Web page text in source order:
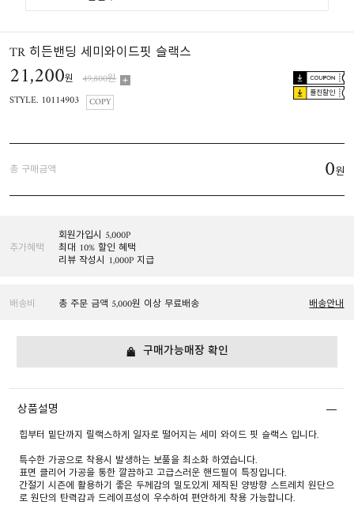
TR 히든밴딩 세미와이드핏 슬랙스
21,200원 49,800원
플친할인
STYLE. 10114903 COPY
총 구매금액 0원
추가혜택
회원가입시 5,000P
최대 10% 할인 혜택
리뷰 작성시 1,000P 지급
배송비 총 주문 금액 5,000원 이상 무료배송 배송안내
구매가능매장 확인
상품설명
힙부터 밑단까지 릴랙스하게 일자로 떨어지는 세미 와이드 핏 슬랙스 입니다.
특수한 가공으로 착용시 발생하는 보풀을 최소화 하였습니다.
표면 클리어 가공을 통한 깔끔하고 고급스러운 핸드필이 특징입니다.
간절기 시즌에 활용하기 좋은 두께감의 밀도있게 제직된 양방향 스트레치 원단으
로 원단의 탄력감과 드레이프성이 우수하여 편안하게 착용 가능합니다.